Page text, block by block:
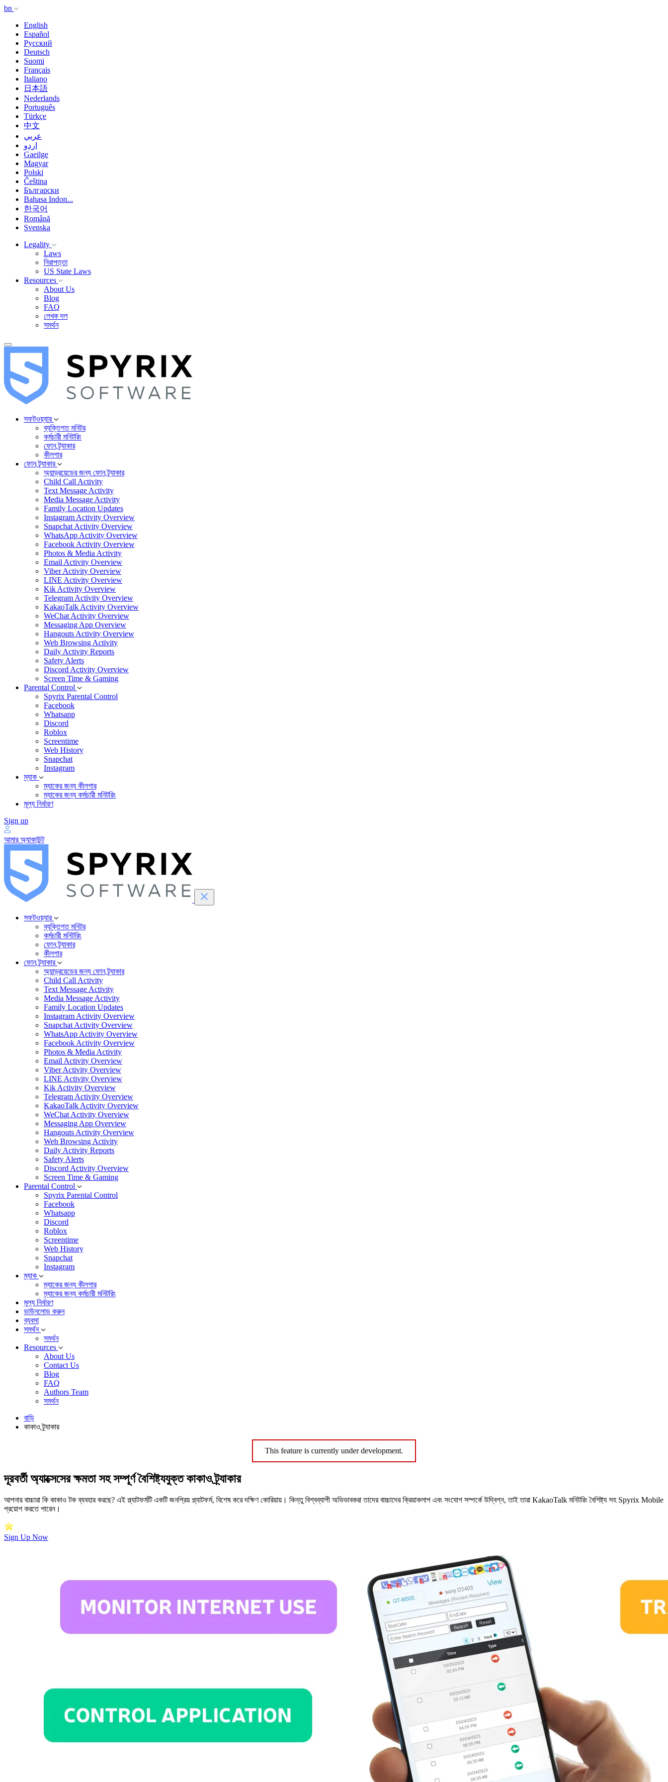
bn
English
Español
Русский
Deutsch
Suomi
Français
Italiano
日本語
Nederlands
Português
Türkçe
中文
عربي
اردو
Gaeilge
Magyar
Polski
Čeština
Български
Bahasa Indon...
한국어
Română
Svenska
Legality
Laws
নিরাপত্তা
US State Laws
Resources
About Us
Blog
FAQ
লেখক দল
সমর্থন
সফটওয়্যার
ব্যক্তিগত মনিটর
কর্মচারী মনিটরিং
ফোন ট্র্যাকার
কীলগার
ফোন ট্র্যাকার
অ্যান্ড্রয়েডের জন্য ফোন ট্র্যাকার
Child Call Activity
Text Message Activity
Media Message Activity
Family Location Updates
Instagram Activity Overview
Snapchat Activity Overview
WhatsApp Activity Overview
Facebook Activity Overview
Photos & Media Activity
Email Activity Overview
Viber Activity Overview
LINE Activity Overview
Kik Activity Overview
Telegram Activity Overview
KakaoTalk Activity Overview
WeChat Activity Overview
Messaging App Overview
Hangouts Activity Overview
Web Browsing Activity
Daily Activity Reports
Safety Alerts
Discord Activity Overview
Screen Time & Gaming
Parental Control
Spyrix Parental Control
Facebook
Whatsapp
Discord
Roblox
Screentime
Web History
Snapchat
Instagram
ম্যাক
ম্যাকের জন্য কীলগার
ম্যাকের জন্য কর্মচারী মনিটরিং
মূল্য নির্ধারণ
Sign up
আমার অ্যাকাউন্ট
সফটওয়্যার
ব্যক্তিগত মনিটর
কর্মচারী মনিটরিং
ফোন ট্র্যাকার
কীলগার
ফোন ট্র্যাকার
অ্যান্ড্রয়েডের জন্য ফোন ট্র্যাকার
Child Call Activity
Text Message Activity
Media Message Activity
Family Location Updates
Instagram Activity Overview
Snapchat Activity Overview
WhatsApp Activity Overview
Facebook Activity Overview
Photos & Media Activity
Email Activity Overview
Viber Activity Overview
LINE Activity Overview
Kik Activity Overview
Telegram Activity Overview
KakaoTalk Activity Overview
WeChat Activity Overview
Messaging App Overview
Hangouts Activity Overview
Web Browsing Activity
Daily Activity Reports
Safety Alerts
Discord Activity Overview
Screen Time & Gaming
Parental Control
Spyrix Parental Control
Facebook
Whatsapp
Discord
Roblox
Screentime
Web History
Snapchat
Instagram
ম্যাক
ম্যাকের জন্য কীলগার
ম্যাকের জন্য কর্মচারী মনিটরিং
মূল্য নির্ধারণ
ডাউনলোড করুন
ব্যবসা
সমর্থন
সমর্থন
Resources
About Us
Contact Us
Blog
FAQ
Authors Team
সমর্থন
বাড়ি
কাকাও ট্র্যাকার
This feature is currently under development.
দূরবর্তী অ্যাক্সেসের ক্ষমতা সহ সম্পূর্ণ বৈশিষ্ট্যযুক্ত কাকাও ট্র্যাকার
আপনার বাচ্চারা কি কাকাও টক ব্যবহার করছে? এই প্ল্যাটফর্মটি একটি জনপ্রিয় প্ল্যাটফর্ম, বিশেষ করে দক্ষিণ কোরিয়ায়। কিন্তু বিশ্বব্যাপী অভিভাবকরা তাদের বাচ্চাদের ক্রিয়াকলাপ এবং সংযোগ সম্পর্কে উদ্বিগ্ন, তাই তারা KakaoTalk মনিটরিং বৈশিষ্ট্য সহ Spyrix Mobile
প্রয়োগ করতে পারেন।
Sign Up Now